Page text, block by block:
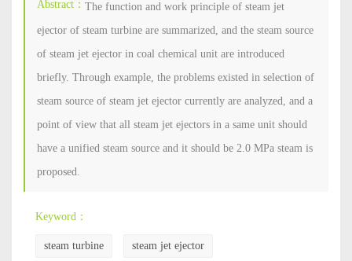
Abstract： The function and work principle of steam jet
ejector of steam turbine are summarized, and the steam source
of steam jet ejector in coal chemical unit are introduced
briefly. Through example, the problems existed in selection of
steam source of steam jet ejector currently are analyzed, and a
point of view that all steam jet ejectors in a same unit should
have a unified steam source and it should be 2.0 MPa steam is
proposed.
Keyword：
steam turbine steam jet ejector